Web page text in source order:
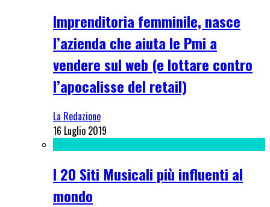
Imprenditoria femminile, nasce
l’azienda che aiuta le Pmi a
vendere sul web (e lottare contro
l’apocalisse del retail)
La Redazione
16 Luglio 2019
I 20 Siti Musicali più influenti al
mondo